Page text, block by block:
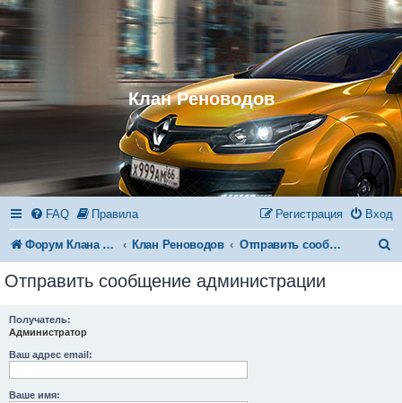
Клан Реноводов
FAQ Правила Вход
Регистрация
Форум Клана Реноводов Клан Реноводов Отправить сообщение администрации
Отправить сообщение администрации
Получатель:
Администратор
Ваш адрес email:
Ваше имя: